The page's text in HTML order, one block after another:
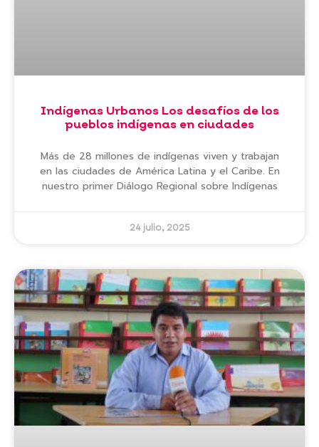
Indígenas Urbanos Los desafíos de los
pueblos indígenas en ciudades
Más de 28 millones de indígenas viven y trabajan
en las ciudades de América Latina y el Caribe. En
nuestro primer Diálogo Regional sobre Indígenas
24 julio, 2025